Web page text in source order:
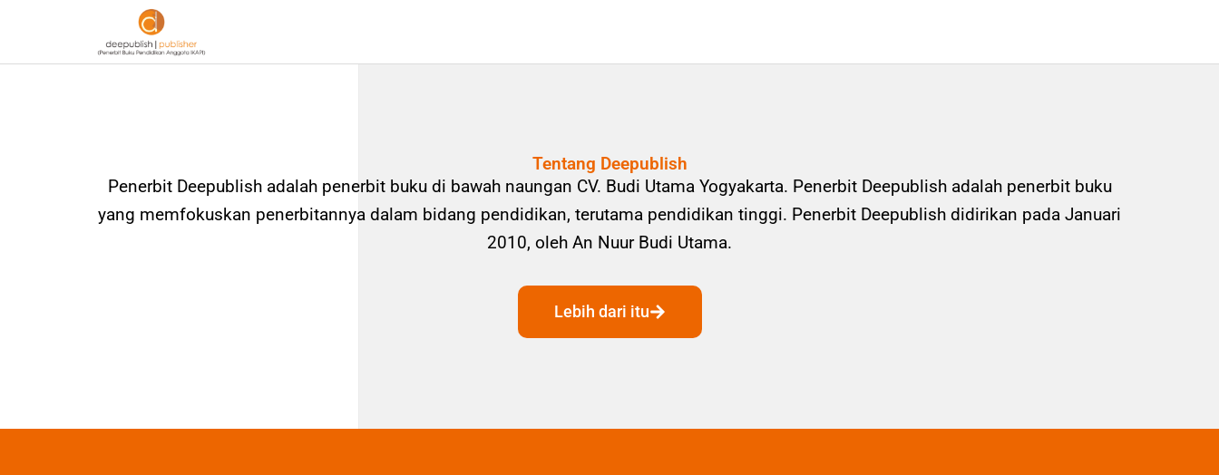
Tentang Deepublish
Penerbit Deepublish adalah penerbit buku di bawah naungan CV. Budi Utama Yogyakarta. Penerbit Deepublish adalah penerbit buku
yang memfokuskan penerbitannya dalam bidang pendidikan, terutama pendidikan tinggi. Penerbit Deepublish didirikan pada Januari
2010, oleh An Nuur Budi Utama.
Lebih dari itu